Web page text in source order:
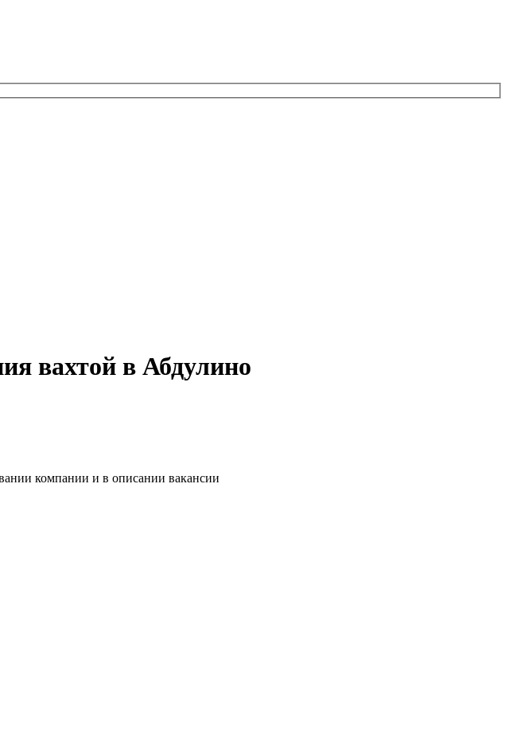
вахтой в Абдулино
компании и в описании вакансии